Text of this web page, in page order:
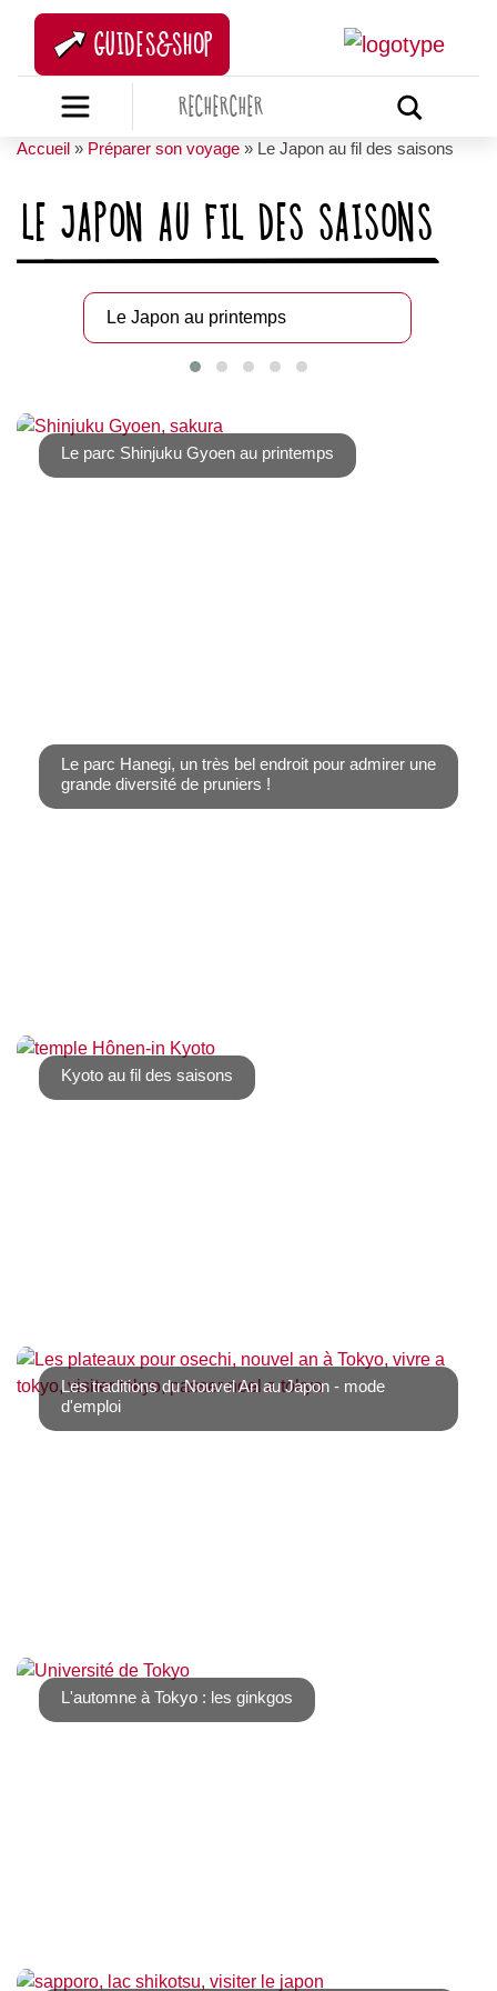
GUIDES&SHOP
Accueil » Préparer son voyage » Le Japon au fil des saisons
LE JAPON AU FIL DES SAISONS
Le Japon au printemps
Le parc Shinjuku Gyoen au printemps
Le parc Hanegi, un très bel endroit pour admirer une
grande diversité de pruniers !
de pruniers du blanc au rose vif, le parc [...]
Kyoto au fil des saisons
ville où le temps semble suspendu. [...]
Les traditions du Nouvel An au Japon - mode
d'emploi
traditions sont encore très fortes. Entre [...]
L'automne à Tokyo : les ginkgos
ginkgos. L’avenue Jingu Gaien est la [...]